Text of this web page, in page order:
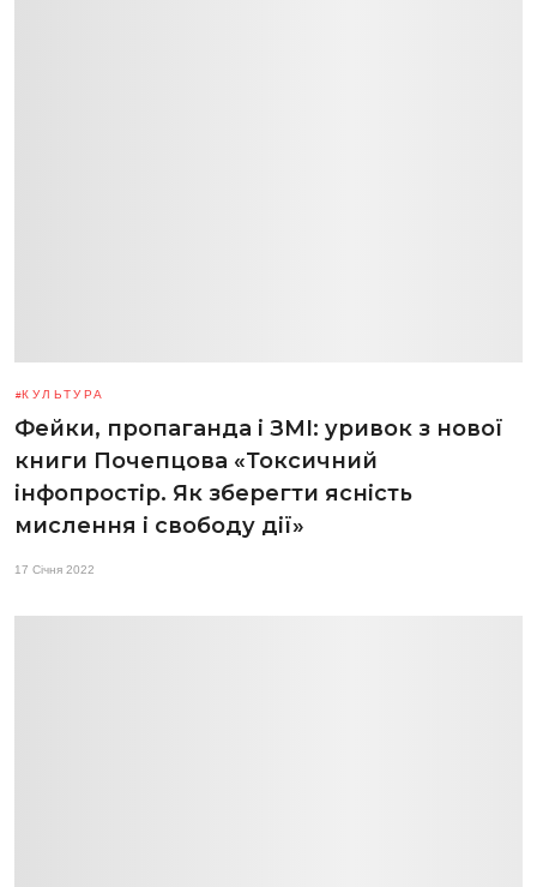
КУЛЬТУРА
Фейки, пропаганда і ЗМІ: уривок з нової
книги Почепцова «Токсичний
інфопростір. Як зберегти ясність
мислення і свободу дії»
17 Січня 2022